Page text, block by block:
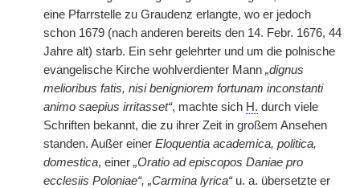
eine Pfarrstelle zu Graudenz erlangte, wo er jedoch
schon 1679 (nach anderen bereits den 14. Febr. 1676, 44
Jahre alt) starb. Ein sehr gelehrter und um die polnische
evangelische Kirche wohlverdienter Mann „dignus
melioribus fatis, nisi benigniorem fortunam inconstanti
animo saepius irritasset“, machte sich H. durch viele
Schriften bekannt, die zu ihrer Zeit in großem Ansehen
standen. Außer einer Eloquentia academica, politica,
domestica, einer „Oratio ad episcopos Daniae pro
ecclesiis Poloniae“, „Carmina lyrica“u. a. übersetzte er